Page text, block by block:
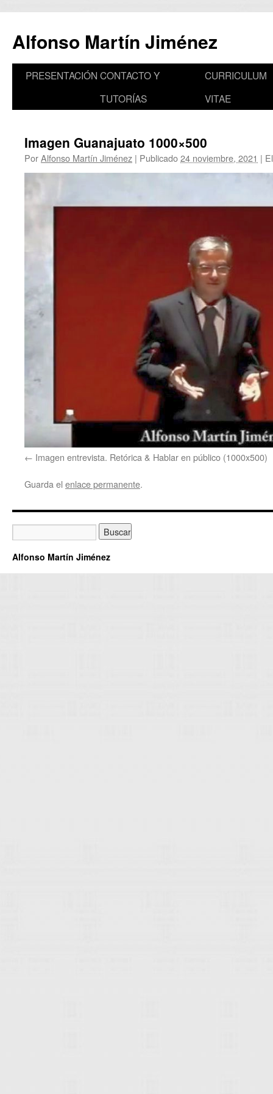
contenido
Alfonso Martín Jiménez
PRESENTACIÓN CONTACTO Y
TUTORÍAS
CURRICULUM
VITAE
Imagen Guanajuato 1000×500
PorAlfonso Martín Jiménez | Publicado24 noviembre, 2021 |
Imagen entrevista. Retórica & Hablar en público (1000x500)
Guarda el enlace permanente.
Alfonso Martín Jiménez